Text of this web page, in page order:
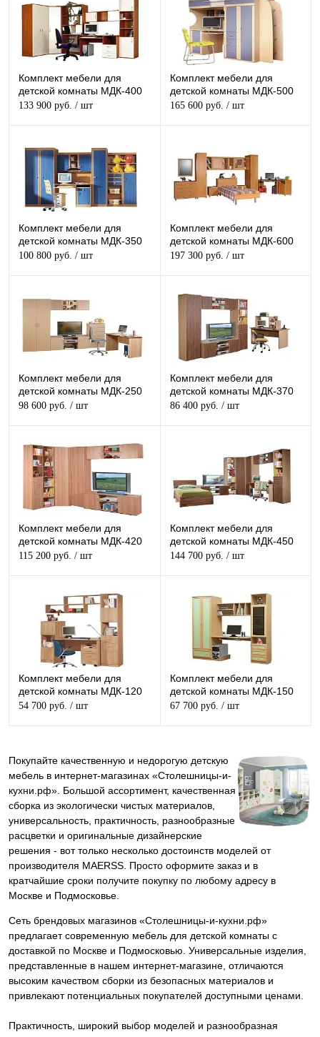
Комплект мебели для
детской комнаты МДК-400
133 900 руб. / шт
Комплект мебели для
детской комнаты МДК-500
165 600 руб. / шт
Комплект мебели для
детской комнаты МДК-350
100 800 руб. / шт
Комплект мебели для
детской комнаты МДК-600
197 300 руб. / шт
Комплект мебели для
детской комнаты МДК-250
98 600 руб. / шт
Комплект мебели для
детской комнаты МДК-370
86 400 руб. / шт
Комплект мебели для
детской комнаты МДК-420
115 200 руб. / шт
Комплект мебели для
детской комнаты МДК-450
144 700 руб. / шт
Комплект мебели для
детской комнаты МДК-120
54 700 руб. / шт
Комплект мебели для
детской комнаты МДК-150
67 700 руб. / шт
Покупайте качественную и недорогую детскую
мебель в интернет-магазинах «Столешницы-и-
кухни.рф». Большой ассортимент, качественная
сборка из экологически чистых материалов,
универсальность, практичность, разнообразные
расцветки и оригинальные дизайнерские
решения - вот только несколько достоинств моделей от
производителя MAERSS. Просто оформите заказ и в
кратчайшие сроки получите покупку по любому адресу в
Москве и Подмосковье.
Сеть брендовых магазинов «Столешницы-и-кухни.рф»
предлагает современную мебель для детской комнаты с
доставкой по Москве и Подмосковью. Универсальные изделия,
представленные в нашем интернет-магазине, отличаются
высоким качеством сборки из безопасных материалов и
привлекают потенциальных покупателей доступными ценами.
Практичность, широкий выбор моделей и разнообразная